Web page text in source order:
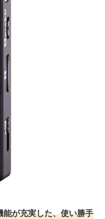
が充実した、使い勝手